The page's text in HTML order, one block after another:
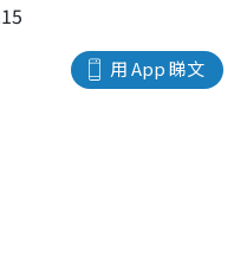
用 App 睇文